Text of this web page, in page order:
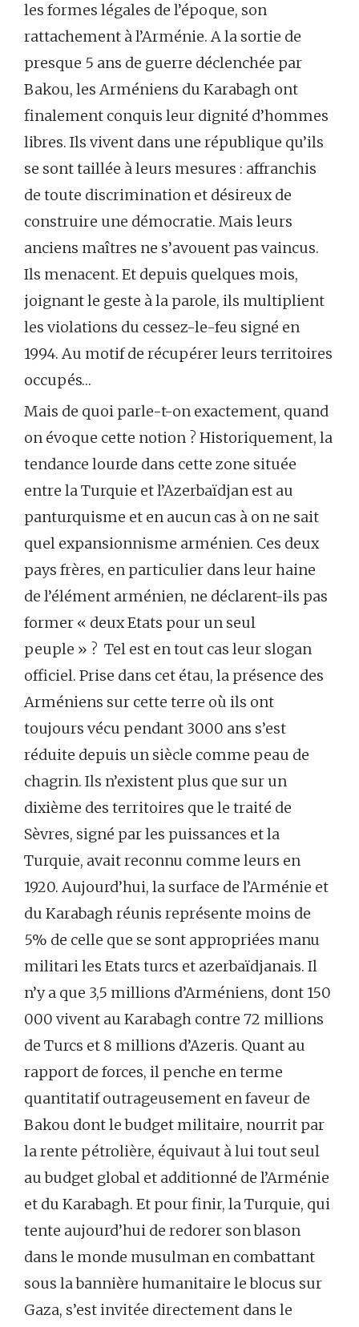
les formes légales de l’époque, son
rattachement à l’Arménie. A la sortie de
presque 5 ans de guerre déclenchée par
Bakou, les Arméniens du Karabagh ont
finalement conquis leur dignité d’hommes
libres. Ils vivent dans une république qu’ils
se sont taillée à leurs mesures : affranchis
de toute discrimination et désireux de
construire une démocratie. Mais leurs
anciens maîtres ne s’avouent pas vaincus.
Ils menacent. Et depuis quelques mois,
joignant le geste à la parole, ils multiplient
les violations du cessez-le-feu signé en
1994. Au motif de récupérer leurs territoires
occupés…
Mais de quoi parle-t-on exactement, quand
on évoque cette notion ? Historiquement, la
tendance lourde dans cette zone située
entre la Turquie et l’Azerbaïdjan est au
panturquisme et en aucun cas à on ne sait
quel expansionnisme arménien. Ces deux
pays frères, en particulier dans leur haine
de l’élément arménien, ne déclarent-ils pas
former « deux Etats pour un seul
peuple » ? Tel est en tout cas leur slogan
officiel. Prise dans cet étau, la présence des
Arméniens sur cette terre où ils ont
toujours vécu pendant 3000 ans s’est
réduite depuis un siècle comme peau de
chagrin. Ils n’existent plus que sur un
dixième des territoires que le traité de
Sèvres, signé par les puissances et la
Turquie, avait reconnu comme leurs en
1920. Aujourd’hui, la surface de l’Arménie et
du Karabagh réunis représente moins de
5% de celle que se sont appropriées manu
militari les Etats turcs et azerbaïdjanais. Il
n’y a que 3,5 millions d’Arméniens, dont 150
000 vivent au Karabagh contre 72 millions
de Turcs et 8 millions d’Azeris. Quant au
rapport de forces, il penche en terme
quantitatif outrageusement en faveur de
Bakou dont le budget militaire, nourrit par
la rente pétrolière, équivaut à lui tout seul
au budget global et additionné de l’Arménie
et du Karabagh. Et pour finir, la Turquie, qui
tente aujourd’hui de redorer son blason
dans le monde musulman en combattant
sous la bannière humanitaire le blocus sur
Gaza, s’est invitée directement dans le